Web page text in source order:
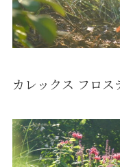
カレックス フロス